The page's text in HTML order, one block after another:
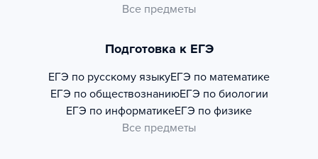
Все предметы
Подготовка к ЕГЭ
ЕГЭ по русскому языкуЕГЭ по математике
ЕГЭ по обществознаниюЕГЭ по биологии
ЕГЭ по информатикеЕГЭ по физике
Все предметы